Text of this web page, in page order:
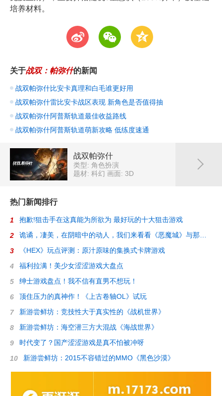
培养材料。
t w z
关于战双：帕弥什的新闻
战双帕弥什比安卡真理和白毛谁更好用
战双帕弥什雷比安卡战区表现 新角色是否值得抽
战双帕弥什阿普斯轨道最佳收益路线
战双帕弥什阿普斯轨道萌新攻略 低练度速通
战双帕弥什
类型: 角色扮演
题材: 科幻 画面: 3D
热门新闻排行
1 抱歉!狙击手在这真能为所欲为 最好玩的十大狙击游戏
2
3 《HEX》玩点评测：原汁原味的集换式卡牌游戏
4 福利拉满！美少女涩涩游戏大盘点
5 绅士游戏盘点！我不信有直男不想玩！
6 顶住压力的真神作！《上古卷轴OL》试玩
7 新游尝鲜坊：竞技性大于真实性的《战机世界》
8 新游尝鲜坊：海空潜三方大混战《海战世界》
9 时代变了？国产涩涩游戏是真不怕被冲呀
10 新游尝鲜坊：2015不容错过的MMO《黑色沙漠》